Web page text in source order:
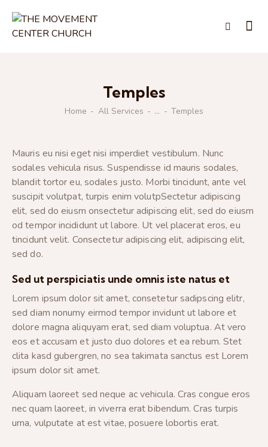
Temples
Home All Services ... Temples
Mauris eu nisi eget nisi imperdiet vestibulum. Nunc
sodales vehicula risus. Suspendisse id mauris sodales,
blandit tortor eu, sodales justo. Morbi tincidunt, ante vel
suscipit volutpat, turpis enim volutpSectetur adipiscing
elit, sed do eiusm onsectetur adipiscing elit, sed do eiusm
od tempor incididunt ut labore. Ut vel placerat eros, eu
tincidunt velit. Consectetur adipiscing elit, adipiscing elit,
sed do.
Sed ut perspiciatis unde omnis iste natus et
Lorem ipsum dolor sit amet, consetetur sadipscing elitr,
sed diam nonumy eirmod tempor invidunt ut labore et
dolore magna aliquyam erat, sed diam voluptua. At vero
eos et accusam et justo duo dolores et ea rebum. Stet
clita kasd gubergren, no sea takimata sanctus est Lorem
ipsum dolor sit amet.
Aliquam laoreet sed neque ac vehicula. Cras congue eros
nec quam laoreet, in viverra erat bibendum. Cras turpis
urna, vulputate at est vitae, posuere lobortis erat.